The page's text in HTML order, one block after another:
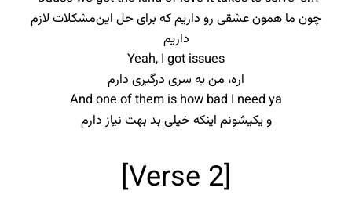
چون ما همون عشقی رو داریم که برای حل این‌مشکلات لازم
داریم
Yeah, I got issues
اره، من یه سری درگیری دارم
And one of them is how bad I need ya
و یکیشونم اینکه خیلی بد بهت نیاز دارم
[Verse 2]